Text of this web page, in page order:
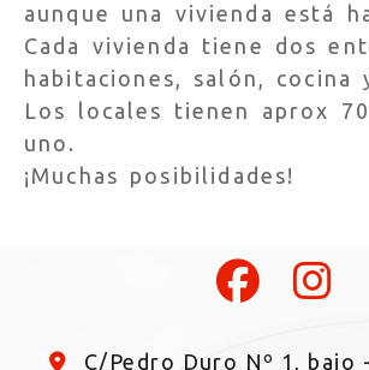
aunque una vivienda está
Cada vivienda tiene dos
habitaciones, salón, cocina
Los locales tienen aprox
uno.
¡Muchas posibilidades!
C/Pedro Duro Nº 1, bajo -